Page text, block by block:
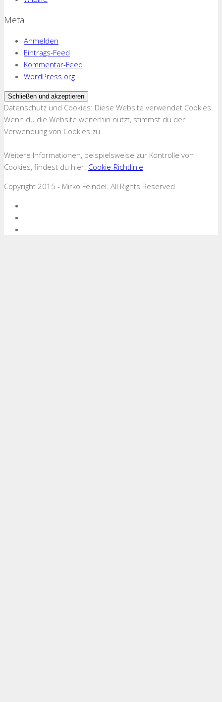
Meta
Anmelden
Eintrags-Feed
Kommentar-Feed
WordPress.org
Datenschutz und Cookies: Diese Website verwendet Cookies.
Wenn du die Website weiterhin nutzt, stimmst du der
Verwendung von Cookies zu.
Weitere Informationen, beispielsweise zur Kontrolle von
Cookies, findest du hier: Cookie-Richtlinie
Copyright 2015 - Mirko Feindel. All Rights Reserved